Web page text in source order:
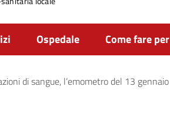
Ospedale Come fare per
di sangue, l’emometro del 13 gennaio